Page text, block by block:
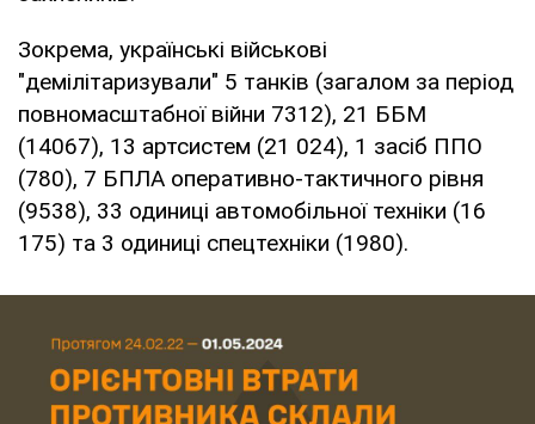
Зокрема, українські військові
"демілітаризували" 5 танків (загалом за період
повномасштабної війни 7312), 21 ББМ
(14067), 13 артсистем (21 024), 1 засіб ППО
(780), 7 БПЛА оперативно-тактичного рівня
(9538), 33 одиниці автомобільної техніки (16
175) та 3 одиниці спецтехніки (1980).